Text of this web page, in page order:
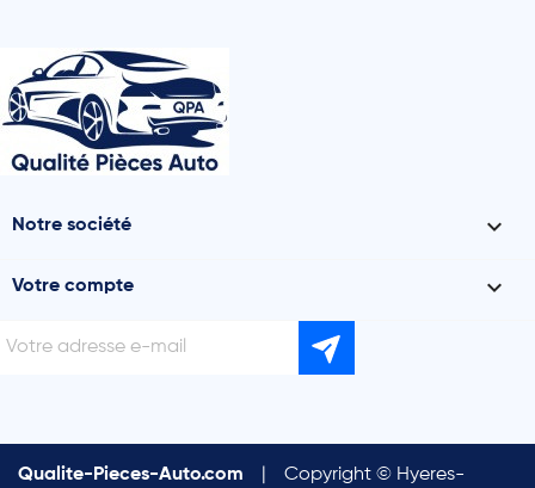
Notre société 
Votre compte 
Qualite-Pieces-Auto.com Copyright © Hyeres-